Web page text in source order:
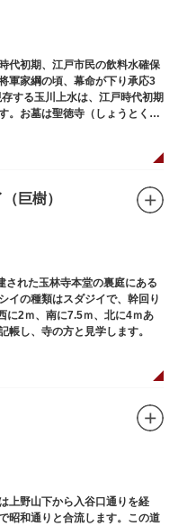
代初期、江戸市民の飲料水確保
軍家綱の頃、幕命が下り承応3
する玉川上水は、江戸時代初期
。お墓は聖徳寺（しょうとく
巨樹）
れた玉林寺本堂の裏庭にある
イの種類はスダジイで、幹回り
に2ｍ、南に7.5ｍ、北に4ｍあ
帳し、寺の方と見学します。
上野山下から入谷口通りを経
昭和通りと合流します。この道